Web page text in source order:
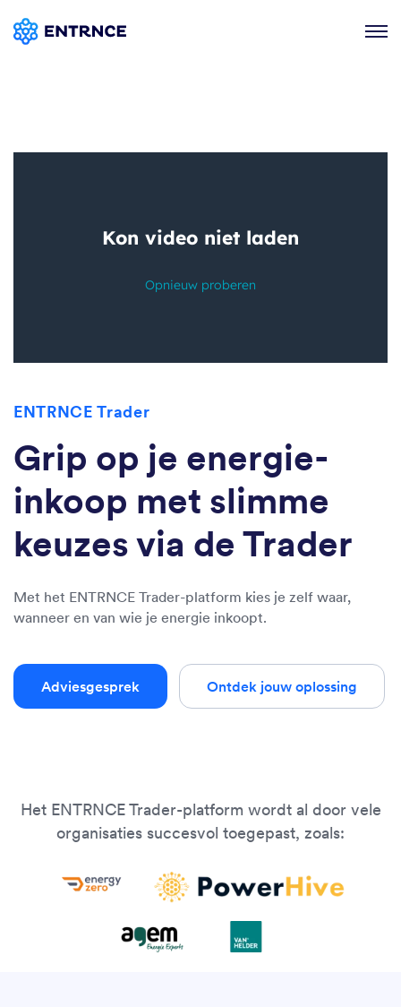
Contact
Adviesgesprek
ENTRNCE Trader
Grip op je energie-
inkoop met slimme
keuzes via de Trader
Met het ENTRNCE Trader-platform kies je zelf waar,
wanneer en van wie je energie inkoopt.
Adviesgesprek Ontdek jouw oplossing
Het ENTRNCE Trader-platform wordt al door vele
organisaties succesvol toegepast, zoals: